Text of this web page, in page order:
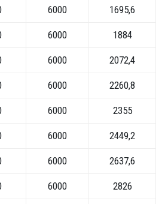
6000 1695,6
6000 1884
6000 2072,4
6000 2260,8
6000 2355
6000 2449,2
6000 2637,6
6000 2826